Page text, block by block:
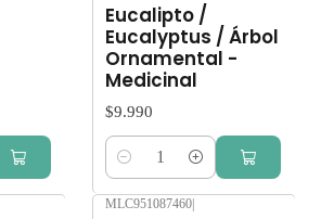
Eucalipto /
Eucalyptus / Árbol
Ornamental -
Medicinal
$9.990
Cantidad
MLC951087460